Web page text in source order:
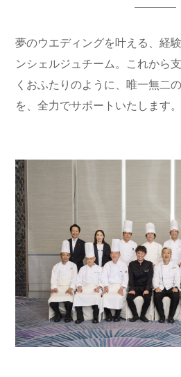
夢のウエディングを叶える、経
ンシェルジュチーム。これから
くおふたりのように、唯一無二
を、全力でサポートいたします。